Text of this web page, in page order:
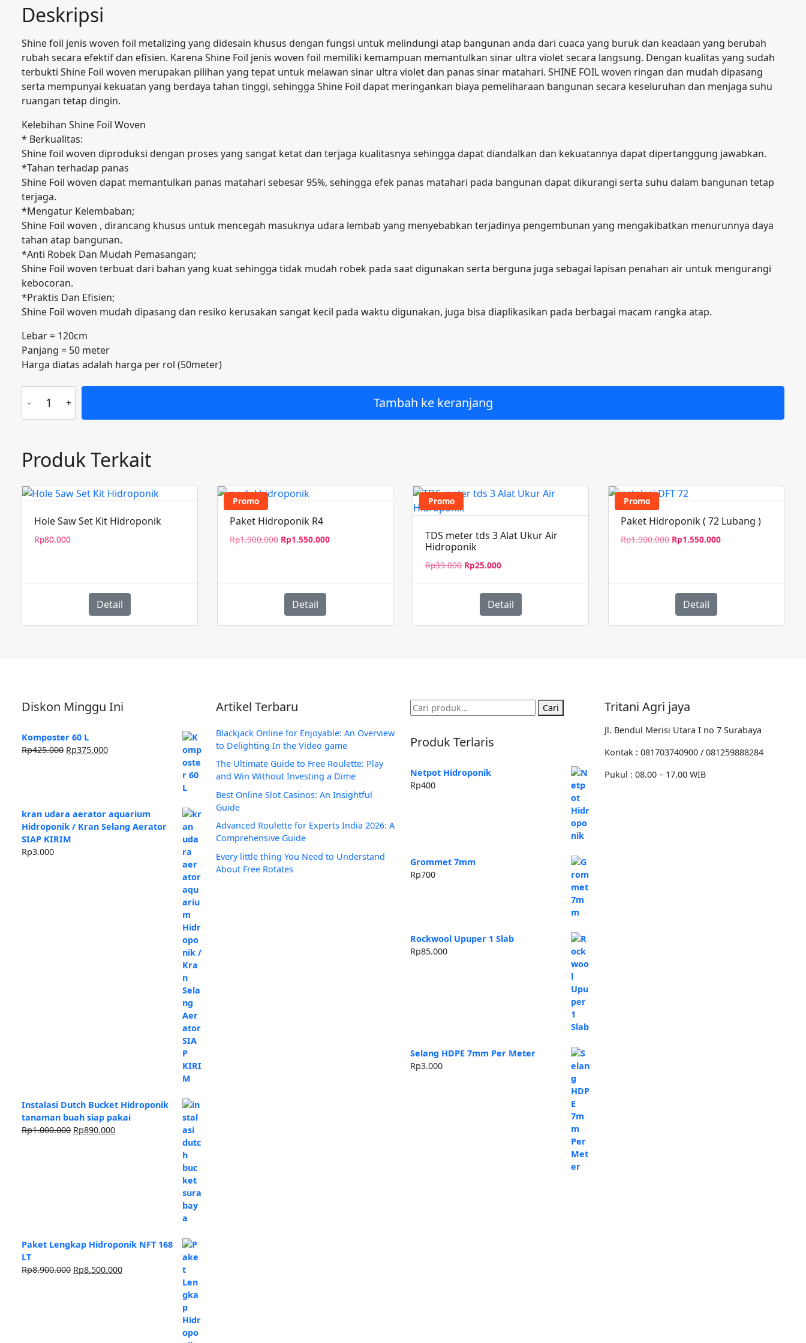
Deskripsi
Shine foil jenis woven foil metalizing yang didesain khusus dengan fungsi untuk melindungi atap bangunan anda dari cuaca yang buruk dan keadaan yang berubah
rubah secara efektif dan efisien. Karena Shine Foil jenis woven foil memiliki kemampuan memantulkan sinar ultra violet secara langsung. Dengan kualitas yang sudah
terbukti Shine Foil woven merupakan pilihan yang tepat untuk melawan sinar ultra violet dan panas sinar matahari. SHINE FOIL woven ringan dan mudah dipasang
serta mempunyai kekuatan yang berdaya tahan tinggi, sehingga Shine Foil dapat meringankan biaya pemeliharaan bangunan secara keseluruhan dan menjaga suhu
ruangan tetap dingin.
Kelebihan Shine Foil Woven
* Berkualitas:
Shine foil woven diproduksi dengan proses yang sangat ketat dan terjaga kualitasnya sehingga dapat diandalkan dan kekuatannya dapat dipertanggung jawabkan.
*Tahan terhadap panas
Shine Foil woven dapat memantulkan panas matahari sebesar 95%, sehingga efek panas matahari pada bangunan dapat dikurangi serta suhu dalam bangunan tetap
terjaga.
*Mengatur Kelembaban;
Shine Foil woven , dirancang khusus untuk mencegah masuknya udara lembab yang menyebabkan terjadinya pengembunan yang mengakibatkan menurunnya daya
tahan atap bangunan.
*Anti Robek Dan Mudah Pemasangan;
Shine Foil woven terbuat dari bahan yang kuat sehingga tidak mudah robek pada saat digunakan serta berguna juga sebagai lapisan penahan air untuk mengurangi
kebocoran.
*Praktis Dan Efisien;
Shine Foil woven mudah dipasang dan resiko kerusakan sangat kecil pada waktu digunakan, juga bisa diaplikasikan pada berbagai macam rangka atap.
Lebar = 120cm
Panjang = 50 meter
Harga diatas adalah harga per rol (50meter)
Insulasi
atap-
panas
alumunium
woven
harga
per
Tambah ke keranjang
Produk Terkait
Hole Saw Set Kit Hidroponik
Rp80.000
Detail
Promo
Paket Hidroponik R4
Rp1.900.000 Harga
Rp1.550.000Harga
Rp1.550.000.
Detail
Promo
TDS meter tds 3 Alat Ukur Air
Hidroponik
Rp39.000 Harga
Rp39.000.
Rp25.000Harga
adalah:
Rp25.000.
Detail
Promo
Paket Hidroponik ( 72 Lubang )
Rp1.900.000 Harga
Rp1.550.000Harga
Rp1.550.000.
Detail
Diskon Minggu Ini
Komposter 60 L
Rp425.000 Harga
Rp375.000Harga
kran udara aerator aquarium
Hidroponik / Kran Selang Aerator
SIAP KIRIM
Rp3.000
Instalasi Dutch Bucket Hidroponik
tanaman buah siap pakai
Rp1.000.000 Harga
Rp890.000Harga
Paket Lengkap Hidroponik NFT 168
LT
Rp8.900.000 Harga
Rp8.500.000Harga
Artikel Terbaru
Blackjack Online for Enjoyable: An Overview
to Delighting In the Video game
The Ultimate Guide to Free Roulette: Play
and Win Without Investing a Dime
Best Online Slot Casinos: An Insightful
Guide
Advanced Roulette for Experts India 2026: A
Comprehensive Guide
Every little thing You Need to Understand
About Free Rotates
Pencarian
untuk:
Cari
Produk Terlaris
Netpot Hidroponik
Rp400
Grommet 7mm
Rp700
Rockwool Upuper 1 Slab
Rp85.000
Selang HDPE 7mm Per Meter
Rp3.000
Tritani Agri jaya
Jl. Bendul Merisi Utara I no 7 Surabaya
Kontak : 081703740900 / 081259888284
Pukul : 08.00 – 17.00 WIB